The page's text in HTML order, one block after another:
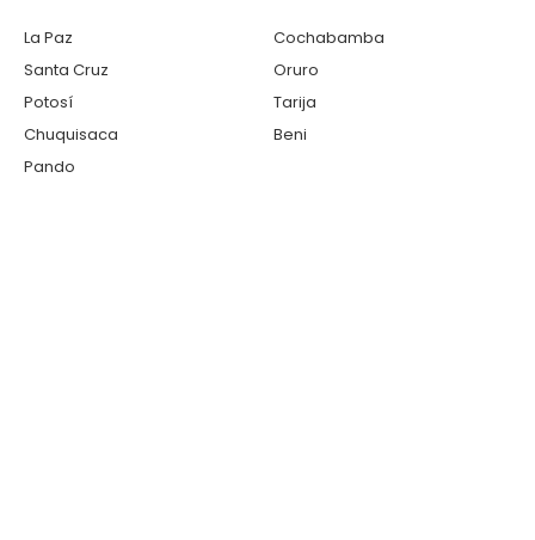
La Paz
Cochabamba
Santa Cruz
Oruro
Potosí
Tarija
Chuquisaca
Beni
Pando